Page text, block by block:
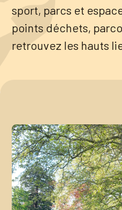
Lieux
CAROUGE SE
sport, parcs et
points déchets,
retrouvez les hauts